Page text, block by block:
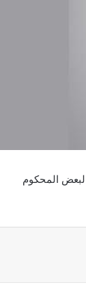
لبعض المحكوم